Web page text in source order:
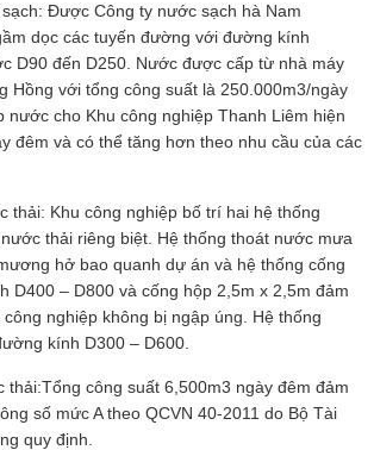
Được Công ty nước sạch hà Nam
dọc các tuyến đường với đường kính
D90 đến D250. Nước được cấp từ nhà máy
Hồng với tổng công suất là 250.000m3/ngày
nước cho Khu công nghiệp Thanh Liêm hiện
đêm và có thể tăng hơn theo nhu cầu của các
thải: Khu công nghiệp bố trí hai hệ thống
thải riêng biệt. Hệ thống thoát nước mưa
hở bao quanh dự án và hệ thống cống
D400 – D800 và cống hộp 2,5m x 2,5m đảm
nghiệp không bị ngập úng. Hệ thống
kính D300 – D600.
thải:Tổng công suất 6,500m3 ngày đêm đảm
số mức A theo QCVN 40-2011 do Bộ Tài
quy định.